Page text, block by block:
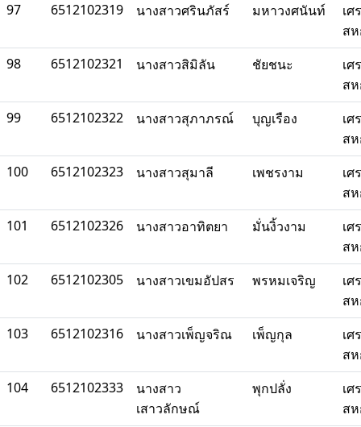
97
6512102319 นางสาวศรินภัสร์ มหาวงศนันท์
เ
ส
98
6512102321 นางสาวสิมิลัน ชัยชนะ
เ
ส
99
6512102322 นางสาวสุภาภรณ์ บุญเรือง
เ
ส
100
6512102323 นางสาวสุมาลี เพชรงาม
เ
ส
101
6512102326 นางสาวอาทิตยา มั่นงิ้วงาม
เ
ส
102
6512102305 นางสาวเขมอัปสร พรหมเจริญ
เ
ส
103
6512102316 นางสาวเพ็ญจริณ เพ็ญกุล
เ
ส
104
6512102333
นางสาว
เสาวลักษณ์
พุกปลั่ง
เ
ส